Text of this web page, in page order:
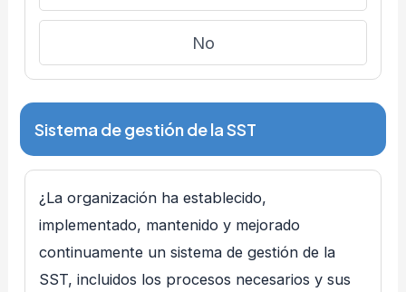
No
Sistema de gestión de la SST
¿La organización ha establecido,
implementado, mantenido y mejorado
continuamente un sistema de gestión de la
SST, incluidos los procesos necesarios y sus